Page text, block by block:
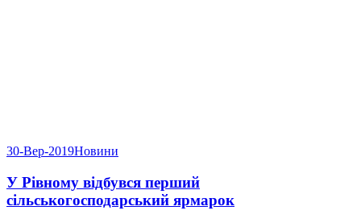
30-Вер-2019Новини
У Рівному відбувся перший
сільськогосподарський ярмарок